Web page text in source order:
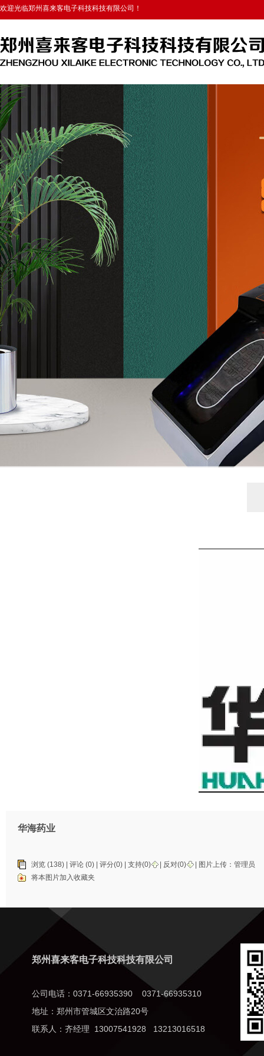
欢迎光临郑州喜来客电子科技科技有限公司！
华海药业
浏览 (138) | 评论 (0) | 评分(0) | 支持(0) 反对(0) | 图片上传： 管理员
将本图片加入收藏夹
郑州喜来客电子科技科技有限公司
公司电话：0371-66935390 0371-66935310
地址：郑州市管城区文治路20号
联系人：齐经理 13007541928 13213016518